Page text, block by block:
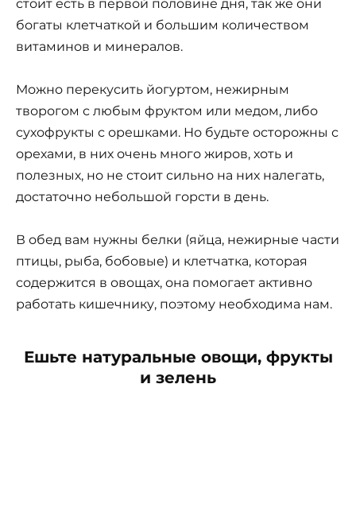
стоит есть в первой половине дня, так же они
богаты клетчаткой и большим количеством
витаминов и минералов.
Можно перекусить йогуртом, нежирным
творогом с любым фруктом или медом, либо
сухофрукты с орешками. Но будьте осторожны с
орехами, в них очень много жиров, хоть и
полезных, но не стоит сильно на них налегать,
достаточно небольшой горсти в день.
В обед вам нужны белки (яйца, нежирные части
птицы, рыба, бобовые) и клетчатка, которая
содержится в овощах, она помогает активно
работать кишечнику, поэтому необходима нам.
Ешьте натуральные овощи, фрукты
и зелень